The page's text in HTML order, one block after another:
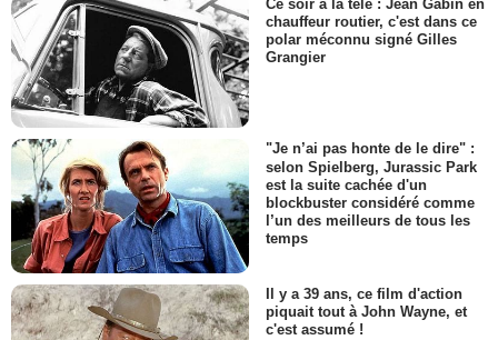
Ce soir à la télé : Jean Gabin en
chauffeur routier, c'est dans ce
polar méconnu signé Gilles
Grangier
"Je n’ai pas honte de le dire" :
selon Spielberg, Jurassic Park
est la suite cachée d'un
blockbuster considéré comme
l’un des meilleurs de tous les
temps
Il y a 39 ans, ce film d'action
piquait tout à John Wayne, et
c'est assumé !